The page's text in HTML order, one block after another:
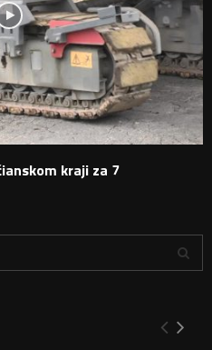
kraji za 7
Y